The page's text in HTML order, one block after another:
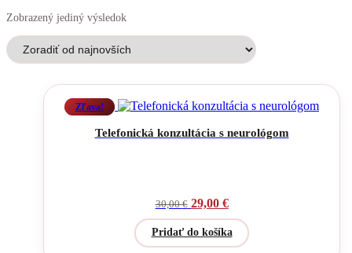
Zobrazený jediný výsledok
Zľava!
Telefonická konzultácia s neurológom
30,00€ 29,00 €
Pridať do košíka